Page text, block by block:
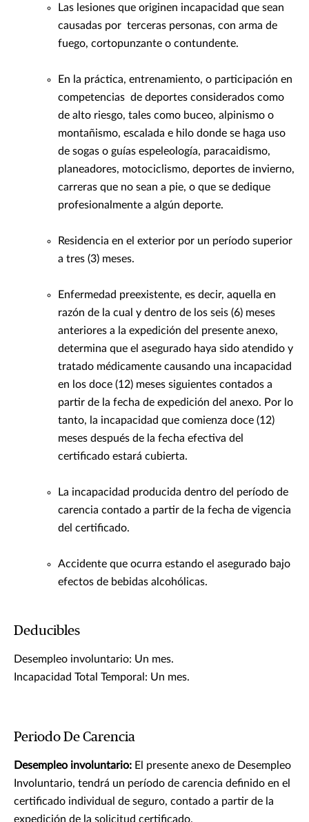
Las lesiones que originen incapacidad que sean
causadas por terceras personas, con arma de
fuego, cortopunzante o contundente.
En la práctica, entrenamiento, o participación en
competencias de deportes considerados como
de alto riesgo, tales como buceo, alpinismo o
montañismo, escalada e hilo donde se haga uso
de sogas o guías espeleología, paracaidismo,
planeadores, motociclismo, deportes de invierno,
carreras que no sean a pie, o que se dedique
profesionalmente a algún deporte.
Residencia en el exterior por un período superior
a tres (3) meses.
Enfermedad preexistente, es decir, aquella en
razón de la cual y dentro de los seis (6) meses
anteriores a la expedición del presente anexo,
determina que el asegurado haya sido atendido y
tratado médicamente causando una incapacidad
en los doce (12) meses siguientes contados a
partir de la fecha de expedición del anexo. Por lo
tanto, la incapacidad que comienza doce (12)
meses después de la fecha efectiva del
certificado estará cubierta.
La incapacidad producida dentro del período de
carencia contado a partir de la fecha de vigencia
del certificado.
Accidente que ocurra estando el asegurado bajo
efectos de bebidas alcohólicas.
Deducibles
Desempleo involuntario: Un mes.
Incapacidad Total Temporal: Un mes.
Periodo De Carencia
Desempleo involuntario: El presente anexo de Desempleo
Involuntario, tendrá un período de carencia definido en el
certificado individual de seguro, contado a partir de la
expedición de la solicitud certificado.